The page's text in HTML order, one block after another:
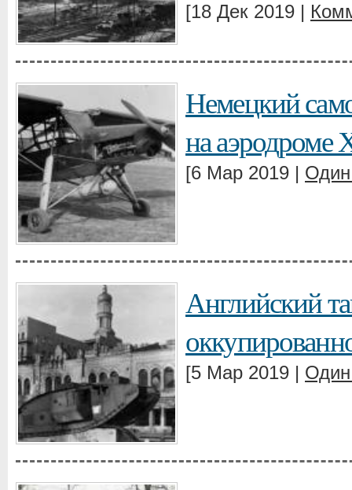
[18 Дек 2019 |
Немецкий
на аэродроме
[6 Мар 2019 |
Английский
[5 Мар 2019 |